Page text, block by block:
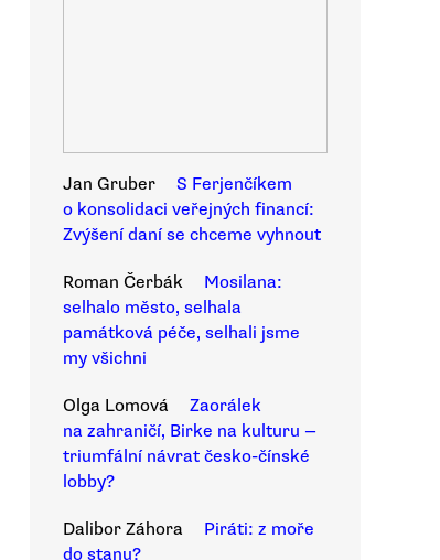
Jan Gruber
S Ferjenčíkem
o konsolidaci veřejných financí:
Zvýšení daní se chceme vyhnout
Roman Čerbák
Mosilana:
selhalo město, selhala
památková péče, selhali jsme
my všichni
Olga Lomová
Zaorálek
na zahraničí, Birke na kulturu —
triumfální návrat česko-čínské
lobby?
Dalibor Záhora
Piráti: z moře
do stanu?